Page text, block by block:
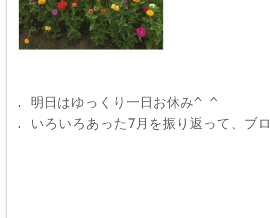
明日はゆっくり一日お休み^ ^
いろいろあった7月を振り返って、ブ